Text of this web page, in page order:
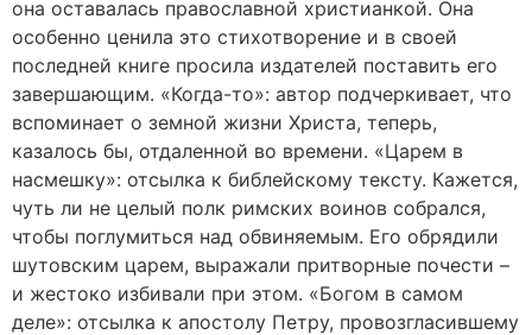
она оставалась православной христианкой. Она
особенно ценила это стихотворение и в своей
последней книге просила издателей поставить его
завершающим. «Когда-то»: автор подчеркивает, что
вспоминает о земной жизни Христа, теперь,
казалось бы, отдаленной во времени. «Царем в
насмешку»: отсылка к библейскому тексту. Кажется,
чуть ли не целый полк римских воинов собрался,
чтобы поглумиться над обвиняемым. Его обрядили
шутовским царем, выражали притворные почести –
и жестоко избивали при этом. «Богом в самом
деле»: отсылка к апостолу Петру, провозгласившему